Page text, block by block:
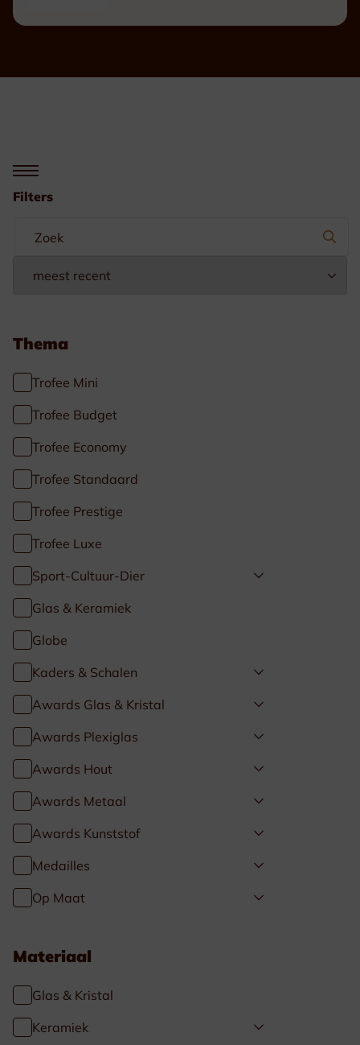
Filters
Thema
Trofee Mini
Trofee Budget
Trofee Economy
Trofee Standaard
Trofee Prestige
Trofee Luxe
Sport-Cultuur-Dier
Glas & Keramiek
Globe
Kaders & Schalen
Awards Glas & Kristal
Awards Plexiglas
Awards Hout
Awards Metaal
Awards Kunststof
Medailles
Op Maat
Materiaal
Glas & Kristal
Keramiek